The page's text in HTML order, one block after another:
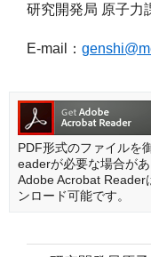
研究開発局 原子力
E-mail：
PDF形式のファイルを
eaderが必要な場合があ
Adobe Acrobat Reader
ンロード可能です。